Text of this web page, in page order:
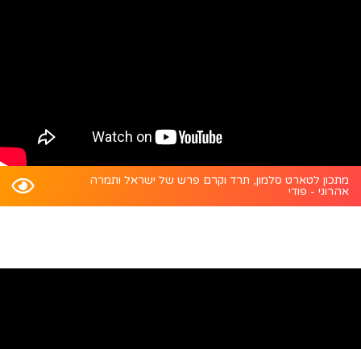
מתכון לטארט סלמון, תרד וקרם פרש של ישראל ותמרה
אהרוני - פודי